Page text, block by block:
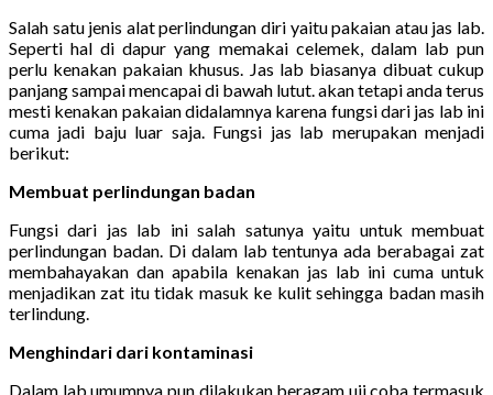
Salah satu jenis alat perlindungan diri yaitu pakaian atau jas lab.
Seperti hal di dapur yang memakai celemek, dalam lab pun
perlu kenakan pakaian khusus. Jas lab biasanya dibuat cukup
panjang sampai mencapai di bawah lutut. akan tetapi anda terus
mesti kenakan pakaian didalamnya karena fungsi dari jas lab ini
cuma jadi baju luar saja. Fungsi jas lab merupakan menjadi
berikut:
Membuat perlindungan badan
Fungsi dari jas lab ini salah satunya yaitu untuk membuat
perlindungan badan. Di dalam lab tentunya ada berabagai zat
membahayakan dan apabila kenakan jas lab ini cuma untuk
menjadikan zat itu tidak masuk ke kulit sehingga badan masih
terlindung.
Menghindari dari kontaminasi
Dalam lab umumnya pun dilakukan beragam uji coba termasuk